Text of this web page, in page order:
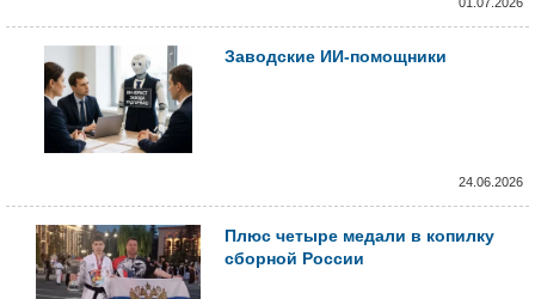
Заводские ИИ-помощники
24.06.2026
Плюс четыре медали в копилку
сборной России